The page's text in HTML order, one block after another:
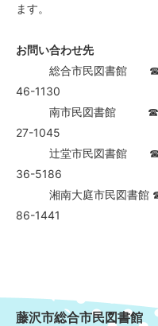
ます。
お問い合わせ先
総合市民図書館
46-1130
南市民図書館
27-1045
辻堂市民図書館
36-5186
湘南大庭市民図書館
86-1441
藤沢市総合市民図書館